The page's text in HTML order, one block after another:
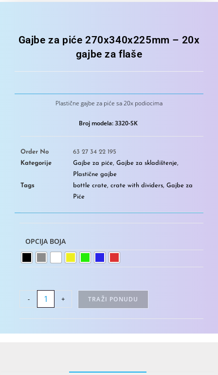
Gajbe za piće 270x340x225mm – 20x
gajbe za flaše
Plastične gajbe za piće sa 20x podiocima
Broj modela: 3320-SK
Order No
63 27 34 22 195
Kategorije
Gajbe za piće, Gajbe za skladištenje,
Plastične gajbe
Tags
bottle crate, crate with dividers, Gajbe za
Piće
OPCIJA BOJA
- + TRAŽI PONUDU